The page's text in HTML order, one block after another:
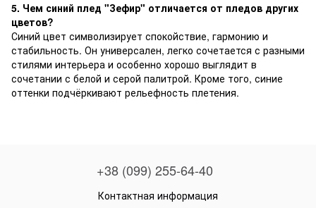
5. Чем синий плед "Зефир" отличается от пледов других
цветов?
Синий цвет символизирует спокойствие, гармонию и
стабильность. Он универсален, легко сочетается с разными
стилями интерьера и особенно хорошо выглядит в
сочетании с белой и серой палитрой. Кроме того, синие
оттенки подчёркивают рельефность плетения.
+38 (099) 255-64-40
Контактная информация